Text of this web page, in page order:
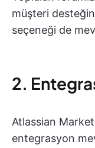
müşteri
seçeneği de
2.
Atlassian
entegrasyon